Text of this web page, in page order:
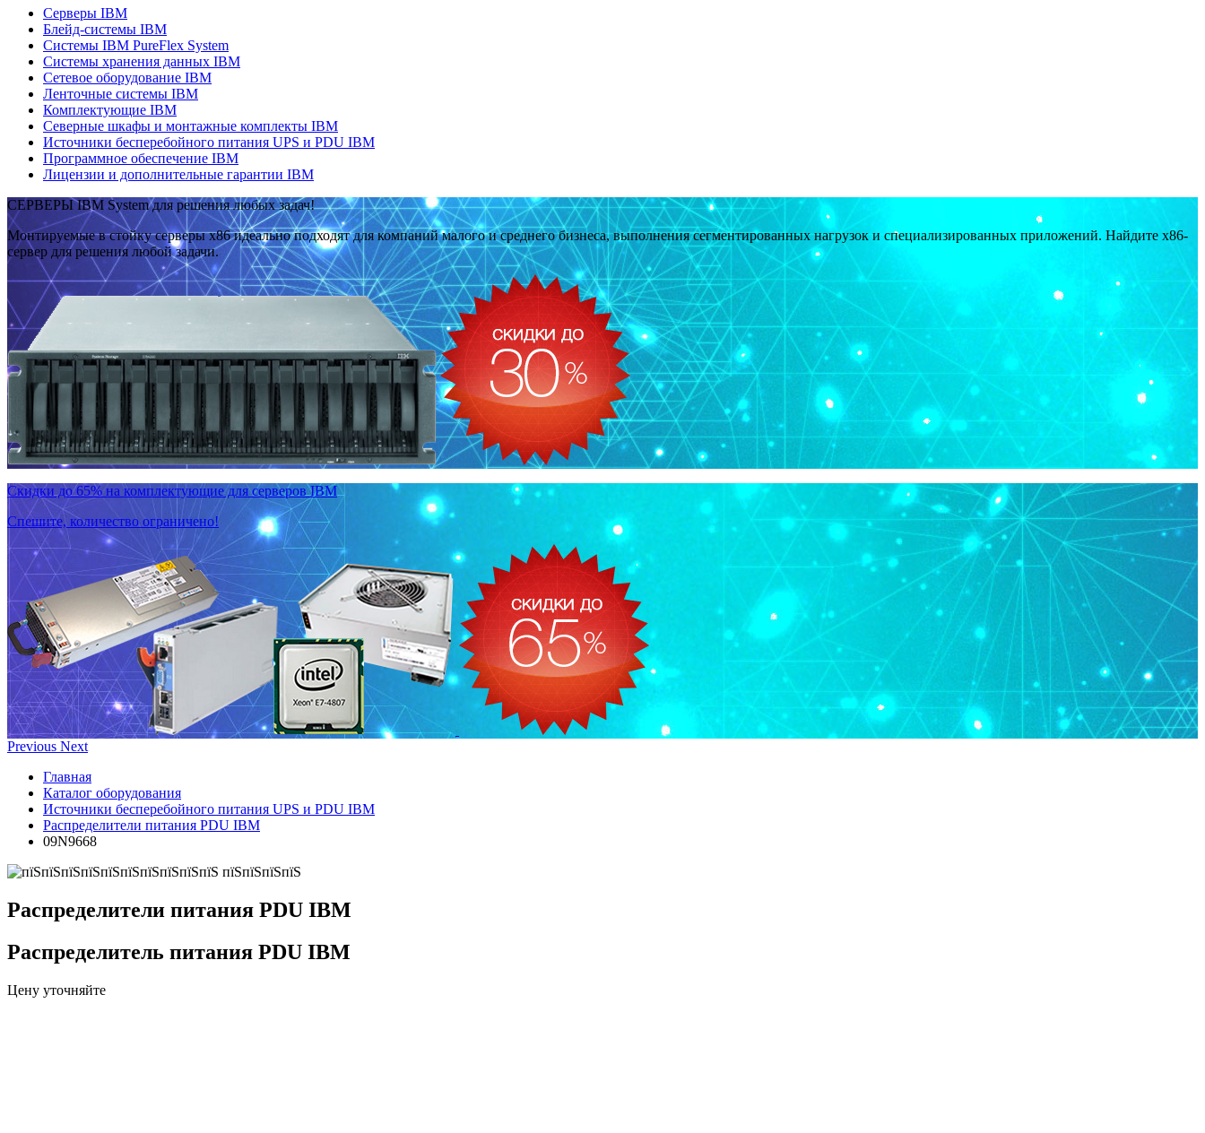
Серверы IBM
Блейд-системы IBM
Системы IBM PureFlex System
Системы хранения данных IBM
Сетевое оборудование IBM
Ленточные системы IBM
Комплектующие IBM
Северные шкафы и монтажные комплекты IBM
Источники бесперебойного питания UPS и PDU IBM
Программное обеспечение IBM
Лицензии и дополнительные гарантии IBM
СЕРВЕРЫ IBM System для решения любых задач!
Монтируемые в стойку серверы x86 идеально подходят для компаний малого и среднего бизнеса, выполнения сегментированных нагрузок и специализированных приложений. Найдите x86-
сервер для решения любой задачи.
Скидки до 65% на комплектующие для серверов IBM
Спешите, количество ограничено!
Previous Next
Главная
Каталог оборудования
Источники бесперебойного питания UPS и PDU IBM
Распределители питания PDU IBM
09N9668
Распределители питания PDU IBM
Распределитель питания PDU IBM
Цену уточняйте